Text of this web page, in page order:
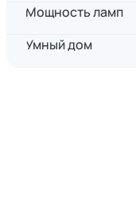
Мощность ламп
Умный дом